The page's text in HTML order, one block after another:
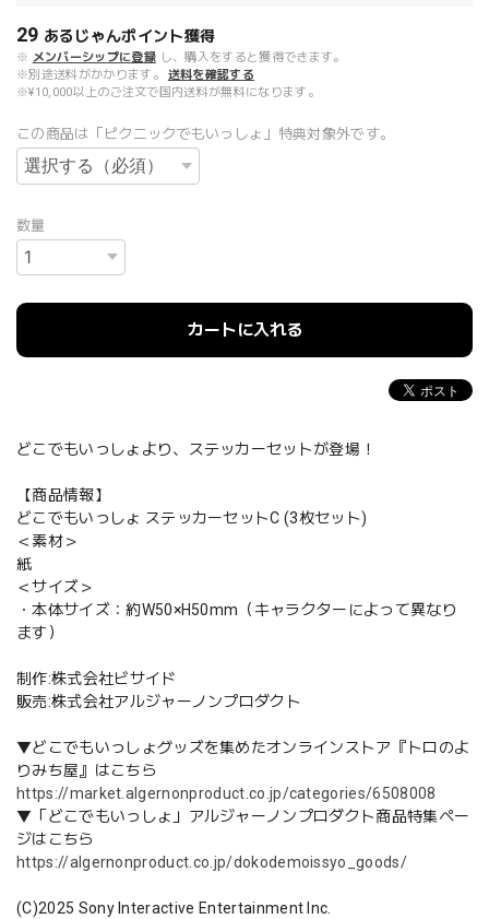
29 あるじゃんポイント獲得
※ メンバーシップに登録 し、購入をすると獲得できます。
※別途送料がかかります。
送料を確認する
※¥10,000以上のご注文で国内送料が無料になります。
この商品は「ピクニックでもいっしょ」特典対象外です。
数量
カートに入れる
どこでもいっしょより、ステッカーセットが登場！
【商品情報】
どこでもいっしょ ステッカーセットC (3枚セット)
＜素材＞
紙
＜サイズ＞
・本体サイズ：約W50×H50mm（キャラクターによって異なり
ます）
制作:株式会社ビサイド
販売:株式会社アルジャーノンプロダクト
▼どこでもいっしょグッズを集めたオンラインストア『トロのよ
りみち屋』はこちら
https://market.algernonproduct.co.jp/categories/6508008
▼「どこでもいっしょ」アルジャーノンプロダクト商品特集ペー
ジはこちら
https://algernonproduct.co.jp/dokodemoissyo_goods/
(C)2025 Sony Interactive Entertainment Inc.